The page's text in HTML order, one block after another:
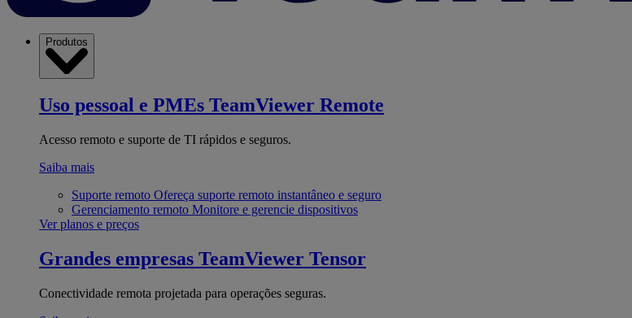
Produtos
Uso pessoal e PMEs TeamViewer Remote
Acesso remoto e suporte de TI rápidos e seguros.
Saiba mais
Suporte remoto Ofereça suporte remoto instantâneo e seguro
Gerenciamento remoto Monitore e gerencie dispositivos
Ver planos e preços
Grandes empresas TeamViewer Tensor
Conectividade remota projetada para operações seguras.